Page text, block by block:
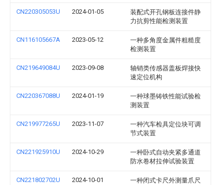
CN220305053U 2024-01-05
装配式开孔钢板连接件静
力抗剪性能检测装置
CN116105667A 2023-05-12
一种多角度金属件粗糙度
检测装置
CN219649084U 2023-09-08
轴销类传感器盖板焊接快
速定位机构
CN220367088U 2024-01-19
一种球墨铸铁性能试验检
测装置
CN219977265U 2023-11-07
一种汽车检具定位块可调
节式装置
CN221925910U 2024-10-29
一种卧式自动夹紧多通道
防水卷材拉伸试验装置
CN221802702U 2024-10-01
一种闭式卡尺外测量爪尺